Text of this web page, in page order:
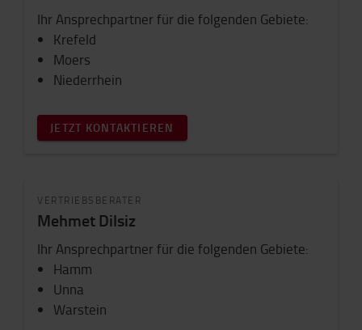
Ihr Ansprechpartner für die folgenden Gebiete:
Krefeld
Moers
Niederrhein
JETZT KONTAKTIEREN
VERTRIEBSBERATER
Mehmet Dilsiz
Ihr Ansprechpartner für die folgenden Gebiete:
Hamm
Unna
Warstein